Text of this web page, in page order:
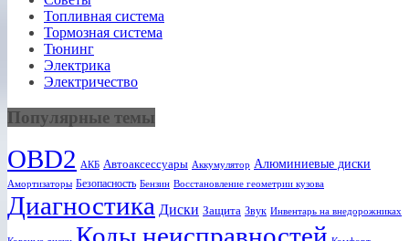
Топливная система
Тормозная система
Тюнинг
Электрика
Электричество
Популярные темы
OBD2 АКБ Автоаксессуары Аккумулятор Алюминиевые диски
Амортизаторы Безопасность Бензин Восстановление геометрии кузова
Диагностика Диски Защита Звук Инвентарь на внедорожниках